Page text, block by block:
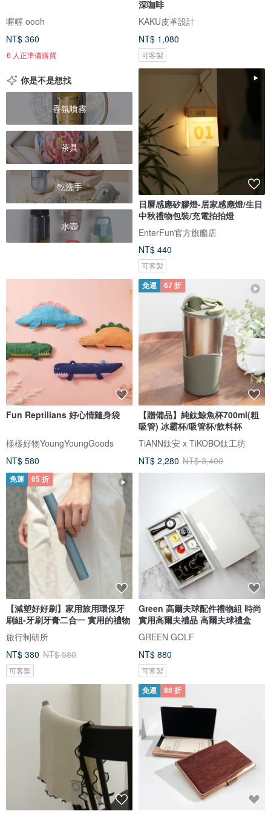
喔喔 oooh
NT$ 360
6 人正準備購買
深咖啡
KAKU皮革設計
NT$ 1,080
可客製
你是不是想找
香氛噴霧
茶具
乾洗手
水壺
日曆感應矽膠燈-居家感應燈/生日
中秋禮物包裝/充電拍拍燈
EnterFun官方旗艦店
NT$ 440
可客製
Fun Reptilians 好心情隨身袋
樣樣好物YoungYoungGoods
NT$ 580
免運 67 折
【贈備品】純鈦鯨魚杯700ml(粗
吸管) 冰霸杯/吸管杯/飲料杯
TiANN鈦安 x TiKOBO鈦工坊
NT$ 2,280 NT$ 3,400
免運 65 折
【減塑好好刷】家用旅用環保牙
刷組-牙刷牙膏二合一 實用的禮物
旅行制研所
NT$ 380 NT$ 580
可客製
Green 高爾夫球配件禮物組 時尚
實用高爾夫禮品 高爾夫球禮盒
GREEN GOLF
NT$ 880
可客製
免運 88 折